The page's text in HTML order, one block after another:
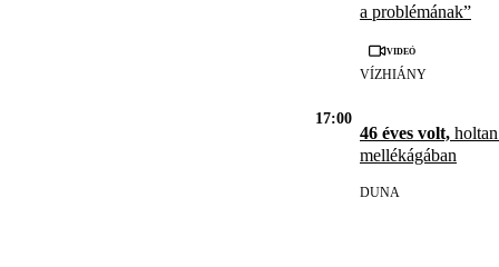
a problémának”
Videó
VÍZHIÁNY
17:00
46 éves volt,
mellékágában
DUNA